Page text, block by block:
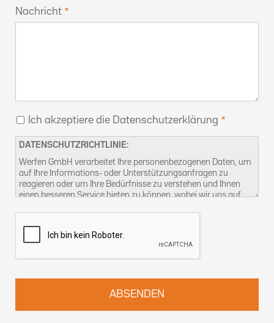
Nachricht
Ich akzeptiere die Datenschutzerklärung
DATENSCHUTZRICHTLINIE:
Werfen GmbH verarbeitet Ihre personenbezogenen Daten, um
auf Ihre Informations- oder Unterstützungsanfragen zu
reagieren oder um Ihre Bedürfnisse zu verstehen und Ihnen
einen besseren Service bieten zu können, wobei wir uns auf
ausüben können, finden Sie in unserer
Sie können uns auch unterkontact-dsb@althammer-kill.de